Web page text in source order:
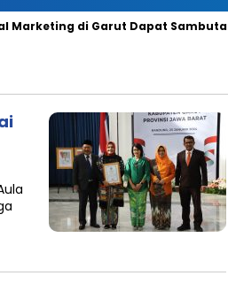
di Garut Dapat